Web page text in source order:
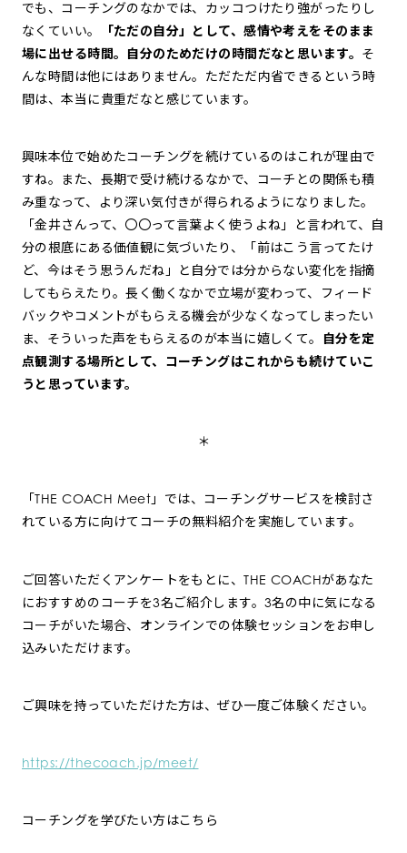
でも、コーチングのなかでは、カッコつけたり強がったりし
なくていい。
「ただの自分」として、感情や考えをそのまま
場に出せる時間。自分のためだけの時間だなと思います。 そ
んな時間は他にはありません。ただただ内省できるという時
間は、本当に貴重だなと感じています。
興味本位で始めたコーチングを続けているのはこれが理由で
すね。また、長期で受け続けるなかで、コーチとの関係も積
み重なって、より深い気付きが得られるようになりました。
「金井さんって、〇〇って言葉よく使うよね」と言われて、自
分の根底にある価値観に気づいたり、「前はこう言ってたけ
ど、今はそう思うんだね」と自分では分からない変化を指摘
してもらえたり。長く働くなかで立場が変わって、フィード
バックやコメントがもらえる機会が少なくなってしまったい
ま、そういった声をもらえるのが本当に嬉しくて。
自分を定
点観測する場所として、コーチングはこれからも続けていこ
うと思っています。
＊
「THE COACH Meet」では、コーチングサービスを検討さ
れている方に向けてコーチの無料紹介を実施しています。
ご回答いただくアンケートをもとに、THE COACHがあなた
におすすめのコーチを3名ご紹介します。3名の中に気になる
コーチがいた場合、オンラインでの体験セッションをお申し
込みいただけます。
ご興味を持っていただけた方は、ぜひ一度ご体験ください。
https://thecoach.jp/meet/
コーチングを学びたい方はこちら